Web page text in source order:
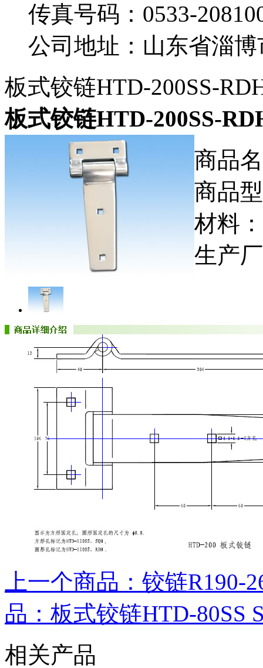
传真号码： 0533-
公司地址：山东省淄
板式铰链HTD-200SS-
板式铰链HTD-200SS-
商品
商品
材料
生产
上一个商品：铰链R190-
品：板式铰链HTD-80SS
相关产品